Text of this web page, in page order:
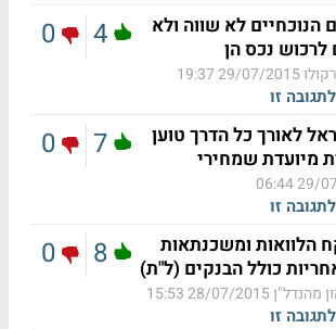
הנוכחיים לא שווה ולא
נכס הן
29/07/2015 19:37
זו
4
0
לאורך כל הדרך טוען
מיועדת שמחירי
29/07/
זו
7
0
הלוואות ומשכנתאות
כולל הבנקים (ל"ת)
מהנדל"ן28/07/2015 15:53
זו
8
0